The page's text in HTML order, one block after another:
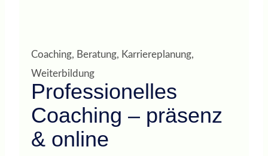
Coaching, Beratung, Karriereplanung,
Weiterbildung
Professionelles
Coaching – präsenz
& online